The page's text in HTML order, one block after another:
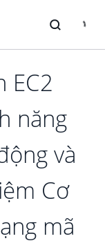
EC2
năng
và
Cơ
mã